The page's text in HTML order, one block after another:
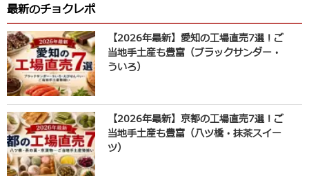
最新のチョクレポ
【2026年最新】愛知の工場直売7選！ご
当地手土産も豊富（ブラックサンダー・
ういろ）
【2026年最新】京都の工場直売7選！ご
当地手土産も豊富（八ツ橋・抹茶スイー
ツ）